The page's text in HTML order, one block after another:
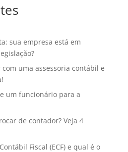
sua empresa está em
uma assessoria contábil e
um funcionário para a
de contador? Veja 4
Fiscal (ECF) e qual é o